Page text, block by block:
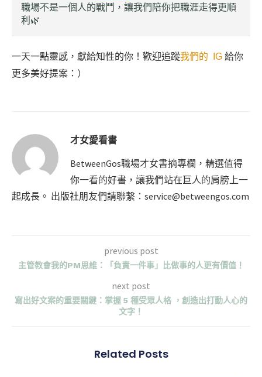
職場不是一個人的戰鬥，讓我們陪你把職涯走得更順
利🌿
一天一點靈感，獻給知性的你！歡迎追蹤我們的 IG 給你
更多美好提案：）
才女愛看書
BetweenGos職場才女書摘專欄，精選值得
你一看的好書，讓我們站在巨人的肩膀上一
起成長。 出版社朋友們請聯繫： service@betweengos.com
previous post
主管教會我的PM思維：「負責一件事」比做事的人更有價值！
next post
寫出好文案的重要關鍵：掌握 5 種受眾人格 ，創造出打動人心的
文字！
Related Posts